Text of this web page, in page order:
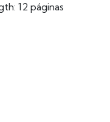
12 páginas